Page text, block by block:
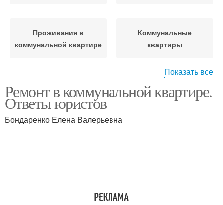
Проживания в
коммунальной квартире
Коммунальные
квартиры
квартире
Коммунальная квартира
Показать все
Ремонт в коммунальной квартире.
Ответы юристов
Бондаренко Елена Валерьевна